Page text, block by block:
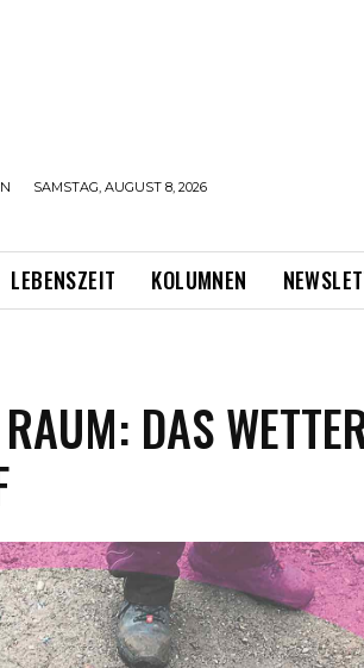
SAMSTAG, AUGUST 8, 2026
LEBENSZEIT KOLUMNEN
DAS